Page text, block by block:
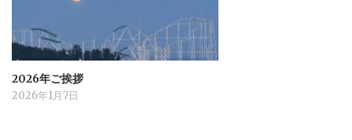
2026年ご挨拶
2026年1月7日